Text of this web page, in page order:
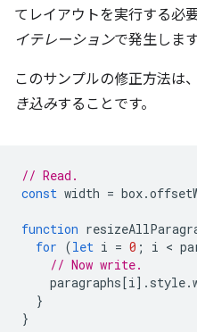
てレイアウトを実行する必
イテレーションで発生します
このサンプルの修正方法は
き込みすることです。
// Read.
const width = box.
function
for (let i = 0 ; i <
// Now write.
paragraphs[i]. style.
}
}